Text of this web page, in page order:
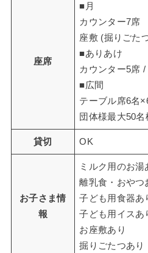
座席
■月
カウンター7席
座敷 (掘りごた
■ありあけ
カウンター5席
■広間
テーブル席6名
団体様最大50
貸切 OK
お子さま情
報
ミルク用のお湯
離乳食・おやつ
子ども用食器あ
子ども用イスあ
お座敷あり
掘りごたつあり